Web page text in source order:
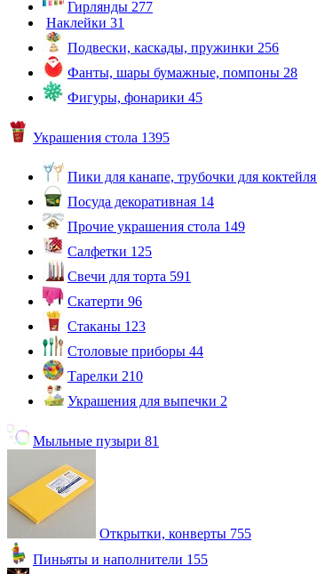
Гирлянды 277
Наклейки 31
Подвески, каскады, пружинки 256
Фанты, шары бумажные, помпоны 28
Фигуры, фонарики 45
Украшения стола 1395
Пики для канапе, трубочки для коктейля
Посуда декоративная 14
Прочие украшения стола 149
Салфетки 125
Свечи для торта 591
Скатерти 96
Стаканы 123
Столовые приборы 44
Тарелки 210
Украшения для выпечки 2
Мыльные пузыри 81
Открытки, конверты 755
Пиньяты и наполнители 155